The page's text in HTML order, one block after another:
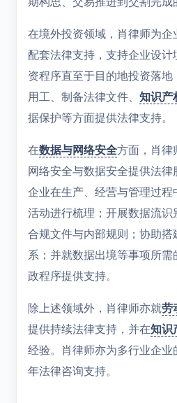
在境外投资领域，肖律师为
配套法律支持，支持企业设
资程序直至于目的地投资落
用工、制备法律文件、 知识产
据保护等方面提供法律支持。
在数据与网络安全方面，肖律
网络安全与数据安全提供法
企业在生产、经营与管理过
活动进行梳理；开展数据流
合规文件与内部规则；协助
系；并就数据出境等事项所
政程序提供支持。
除上述领域外，肖律师亦就劳
提供持续法律支持，并在知识
经验。肖律师亦为多行业企业
年法律咨询支持。